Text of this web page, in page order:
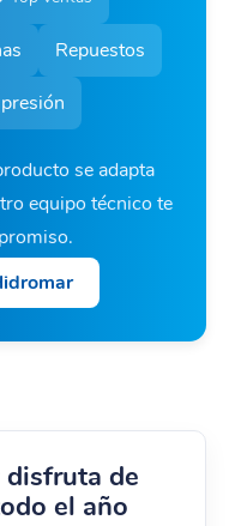
Repuestos
se adapta
equipo técnico te
de
el año